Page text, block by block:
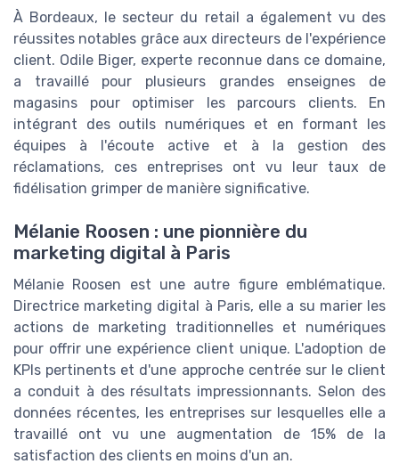
À Bordeaux, le secteur du retail a également vu des
réussites notables grâce aux directeurs de l'expérience
client. Odile Biger, experte reconnue dans ce domaine,
a travaillé pour plusieurs grandes enseignes de
magasins pour optimiser les parcours clients. En
intégrant des outils numériques et en formant les
équipes à l'écoute active et à la gestion des
réclamations, ces entreprises ont vu leur taux de
fidélisation grimper de manière significative.
Mélanie Roosen : une pionnière du
marketing digital à Paris
Mélanie Roosen est une autre figure emblématique.
Directrice marketing digital à Paris, elle a su marier les
actions de marketing traditionnelles et numériques
pour offrir une expérience client unique. L'adoption de
KPIs pertinents et d'une approche centrée sur le client
a conduit à des résultats impressionnants. Selon des
données récentes, les entreprises sur lesquelles elle a
travaillé ont vu une augmentation de 15% de la
satisfaction des clients en moins d'un an.